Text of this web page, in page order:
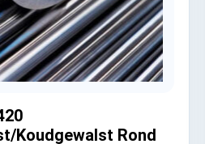
Koudgewalst Rond